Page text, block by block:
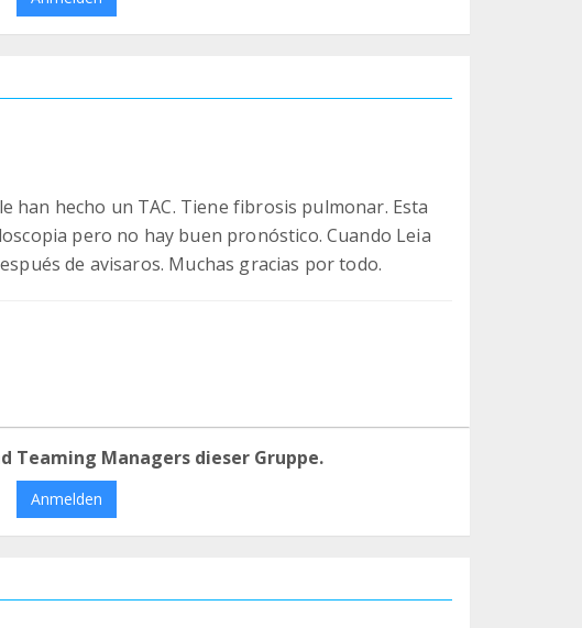
han hecho un TAC. Tiene fibrosis pulmonar. Esta
pero no hay buen pronóstico. Cuando Leia
de avisaros. Muchas gracias por todo.
Teaming Managers dieser Gruppe.
Anmelden